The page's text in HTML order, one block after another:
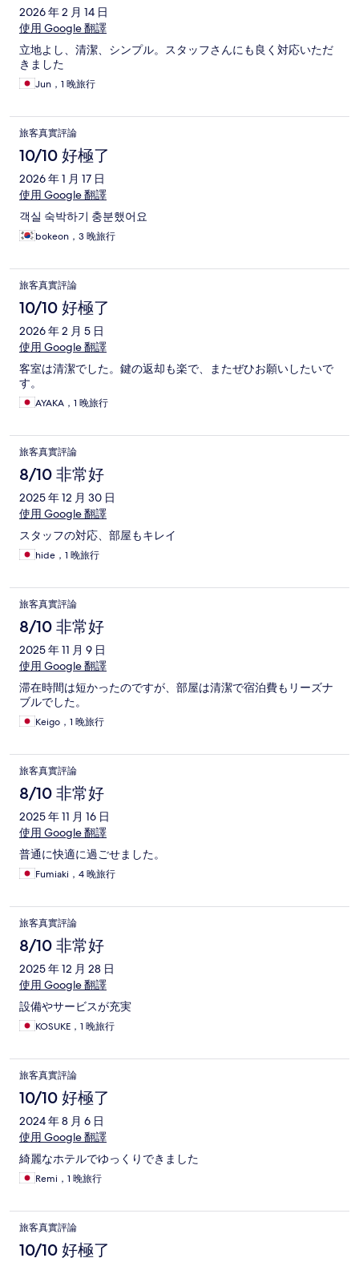
2026 年 2 月 14 日
使用 Google 翻譯
立地よし、清潔、シンプル。スタッフさんにも良く対応いただ
きました
Jun，1 晚旅行
旅客真實評論
10/10 好極了
2026 年 1 月 17 日
使用 Google 翻譯
객실 숙박하기 충분했어요
bokeon，3 晚旅行
旅客真實評論
10/10 好極了
2026 年 2 月 5 日
使用 Google 翻譯
客室は清潔でした。鍵の返却も楽で、またぜひお願いしたいで
す。
AYAKA，1 晚旅行
旅客真實評論
8/10 非常好
2025 年 12 月 30 日
使用 Google 翻譯
スタッフの対応、部屋もキレイ
hide，1 晚旅行
旅客真實評論
8/10 非常好
2025 年 11 月 9 日
使用 Google 翻譯
滞在時間は短かったのですが、部屋は清潔で宿泊費もリーズナ
ブルでした。
Keigo，1 晚旅行
旅客真實評論
8/10 非常好
2025 年 11 月 16 日
使用 Google 翻譯
普通に快適に過ごせました。
Fumiaki，4 晚旅行
旅客真實評論
8/10 非常好
2025 年 12 月 28 日
使用 Google 翻譯
設備やサービスが充実
KOSUKE，1 晚旅行
旅客真實評論
10/10 好極了
2024 年 8 月 6 日
使用 Google 翻譯
綺麗なホテルでゆっくりできました
Remi，1 晚旅行
旅客真實評論
10/10 好極了